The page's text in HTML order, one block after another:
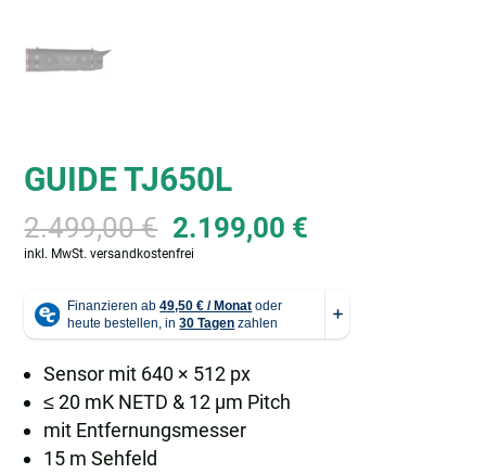
GUIDE TJ650L
2.499,00€ Ursprünglicher
Preis
war:
2.499,00 €
2.199,00 €
ist:
2.199,00 €.
inkl. MwSt. versandkostenfrei
Sensor mit 640 × 512 px
≤ 20 mK NETD & 12 µm Pitch
mit Entfernungsmesser
15 m Sehfeld